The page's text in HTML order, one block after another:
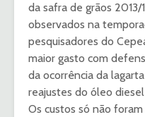
da safra de grãos
observados na
pesquisadores do
maior gasto com
da ocorrência da
reajustes do óleo
Os custos só não